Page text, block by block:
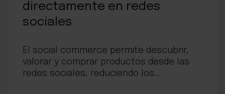
directamente en redes
sociales
El social commerce permite descubrir,
valorar y comprar productos desde las
redes sociales, reduciendo los...